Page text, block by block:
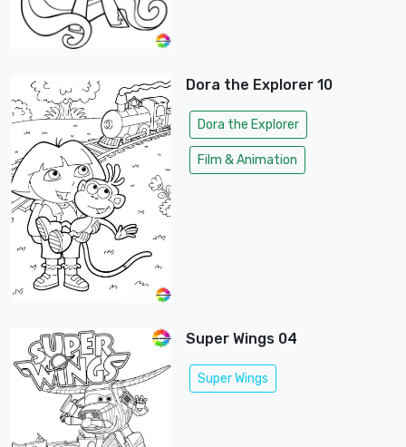
Dora the Explorer 10
Dora the Explorer
Film & Animation
Super Wings 04
Super Wings